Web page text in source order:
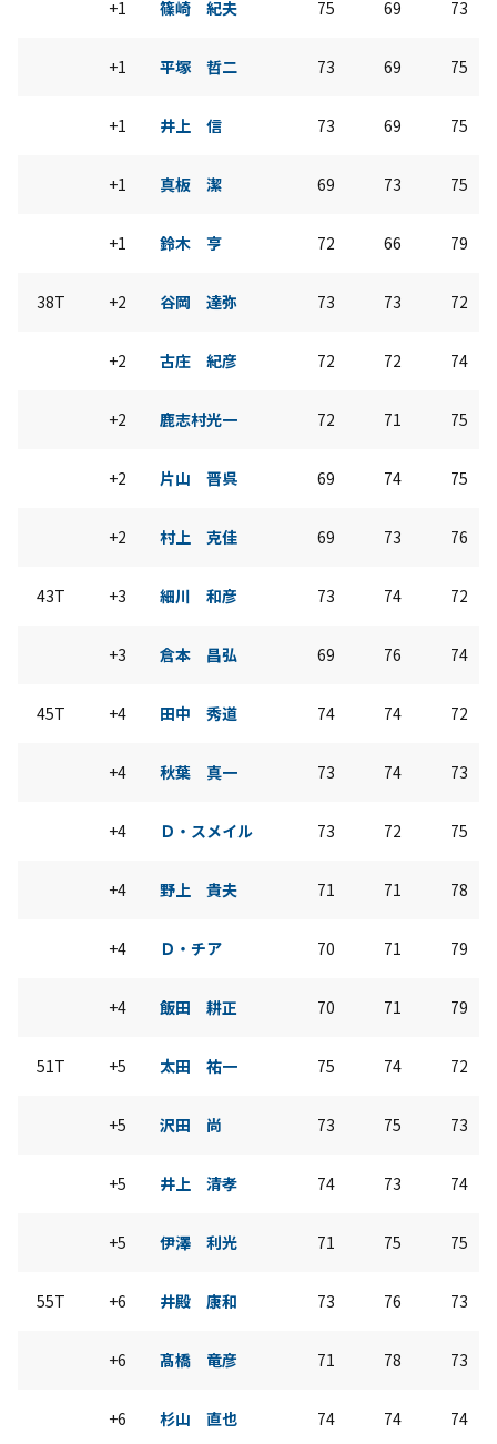
+1 篠崎 紀夫 75 69 73
+1 平塚 哲二 73 69 75
+1 井上 信 73 69 75
+1 真板 潔 69 73 75
+1 鈴木 亨 72 66 79
38T +2 谷岡 達弥 73 73 72
+2 古庄 紀彦 72 72 74
+2 鹿志村光一 72 71 75
+2 片山 晋呉 69 74 75
+2 村上 克佳 69 73 76
43T +3 細川 和彦 73 74 72
+3 倉本 昌弘 69 76 74
45T +4 田中 秀道 74 74 72
+4 秋葉 真一 73 74 73
+4 Ｄ・スメイル 73 72 75
+4 野上 貴夫 71 71 78
+4 Ｄ・チア 70 71 79
+4 飯田 耕正 70 71 79
51T +5 太田 祐一 75 74 72
+5 沢田 尚 73 75 73
+5 井上 清孝 74 73 74
+5 伊澤 利光 71 75 75
55T +6 井殿 康和 73 76 73
+6 髙橋 竜彦 71 78 73
+6 杉山 直也 74 74 74